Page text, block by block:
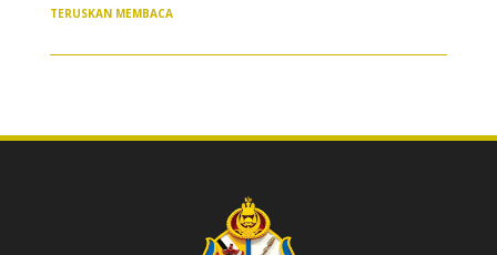
TERUSKAN MEMBACA